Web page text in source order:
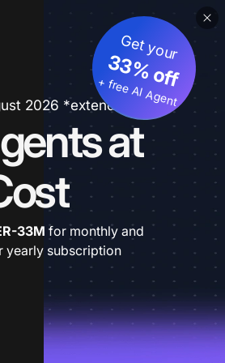
2026 *extended
gents at
Get your
33% off
+ free AI Agent
33M for monthly and
yearly subscription